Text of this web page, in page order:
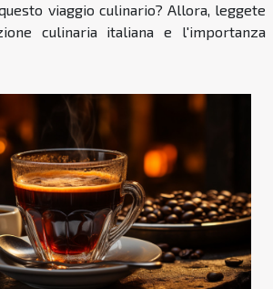
viaggio culinario? Allora, leggete
culinaria italiana e l'importanza